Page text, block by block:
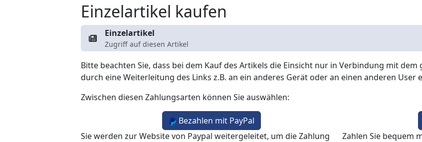
Einzelartikel kaufen
Einzelartikel
Zugriff auf diesen Artikel
Bitte beachten Sie, dass bei dem Kauf des Artikels die Einsicht nur in Verbindung mit
durch eine Weiterleitung des Links z.B. an ein anderes Gerät oder an einen anderen
Zwischen diesen Zahlungsarten können Sie auswählen:
Bezahlen mit PayPal
Sie werden zur Website von Paypal weitergeleitet, um die Zahlung
Zahlen Sie bequem